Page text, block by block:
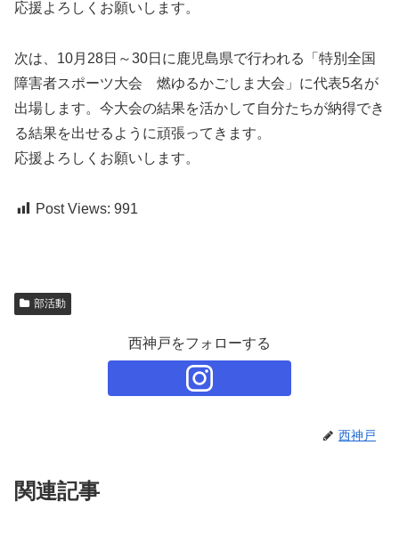
応援よろしくお願いします。
次は、10月28日～30日に鹿児島県で行われる「特別全国
障害者スポーツ大会 燃ゆるかごしま大会」に代表5名が
出場します。今大会の結果を活かして自分たちが納得でき
る結果を出せるように頑張ってきます。
応援よろしくお願いします。
Post Views: 991
部活動
西神戸をフォローする
西神戸
関連記事